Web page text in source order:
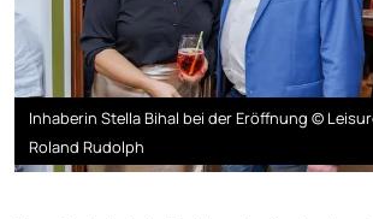
Inhaberin Stella Bihal bei der Eröffnung ©
Roland Rudolph